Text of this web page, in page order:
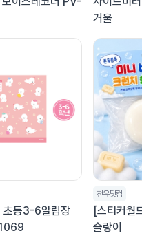
거울
등3-6알림장
천유닷컴
[스티커월
슬랑이